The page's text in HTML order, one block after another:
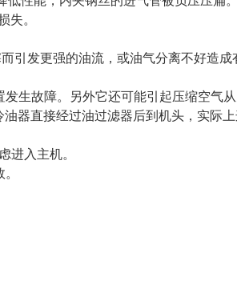
失。
引发更强的油流，或油气分离不好造
生故障。另外它还可能引起压缩空气从
直接经过油过滤器后到机头，实际
进入主机。